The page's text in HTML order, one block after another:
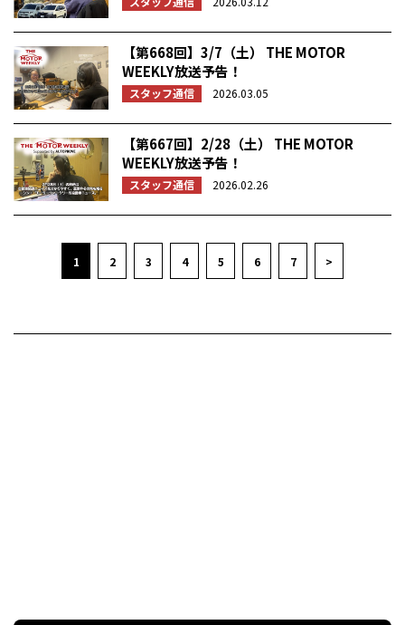
【第668回】3/7（土） THE MOTOR
WEEKLY放送予告！
スタッフ通信 2026.03.05
【第667回】2/28（土） THE MOTOR
WEEKLY放送予告！
スタッフ通信 2026.02.26
1 2 3 4 5 6 7 >